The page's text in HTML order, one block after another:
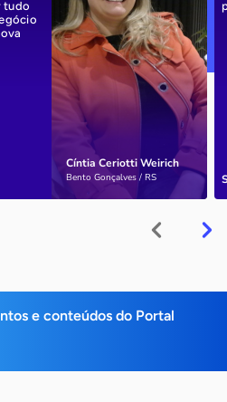
Cíntia Ceriotti Weirich
Bento Gonçalves / RS
tudo
e conteúdos do Portal